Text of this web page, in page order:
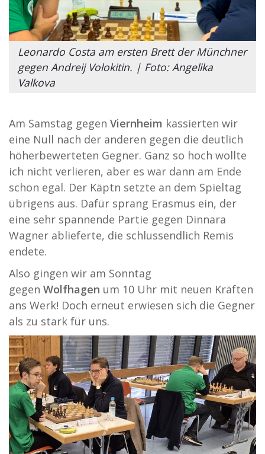
Leonardo Costa am ersten Brett der Münchner
gegen Andreij Volokitin. | Foto: Angelika
Valkova
Am Samstag gegen Viernheim kassierten wir
eine Null nach der anderen gegen die deutlich
höherbewerteten Gegner. Ganz so hoch wollte
ich nicht verlieren, aber es war dann am Ende
schon egal. Der Käptn setzte an dem Spieltag
übrigens aus. Dafür sprang Erasmus ein, der
eine sehr spannende Partie gegen Dinnara
Wagner ablieferte, die schlussendlich Remis
endete.
Also gingen wir am Sonntag
gegen Wolfhagen um 10 Uhr mit neuen Kräften
ans Werk! Doch erneut erwiesen sich die Gegner
als zu stark für uns.